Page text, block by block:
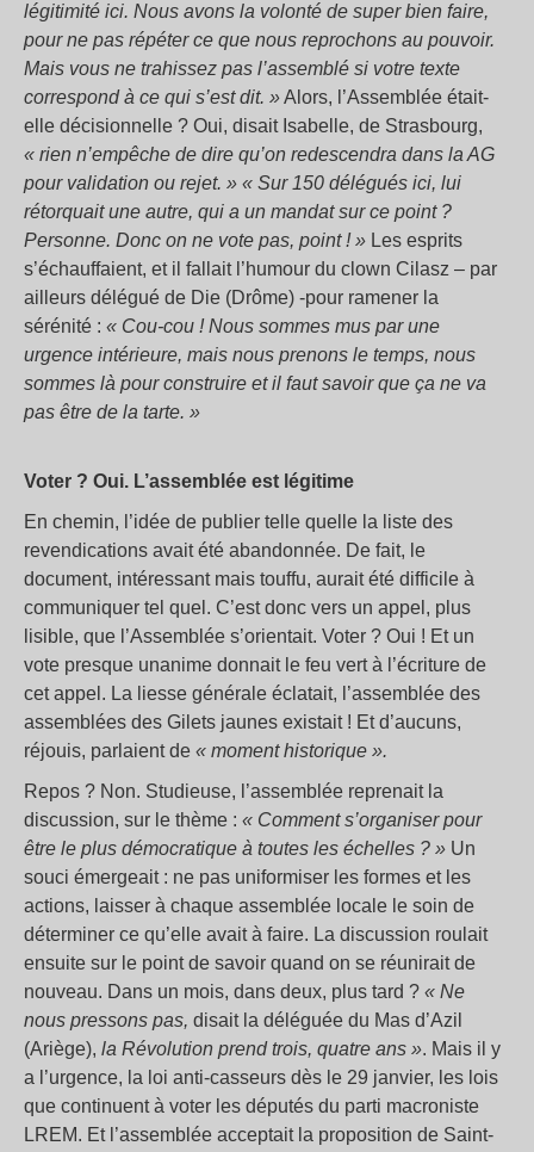
légitimité ici. Nous avons la volonté de super bien faire,
pour ne pas répéter ce que nous reprochons au pouvoir.
Mais vous ne trahissez pas l’assemblé si votre texte
correspond à ce qui s’est dit. »Alors, l’Assemblée était-
elle décisionnelle ? Oui, disait Isabelle, de Strasbourg,
« rien n’empêche de dire qu’on redescendra dans la AG
pour validation ou rejet. » « Sur 150 délégués ici, lui
rétorquait une autre, qui a un mandat sur ce point ?
Personne. Donc on ne vote pas, point ! » Les esprits
s’échauffaient, et il fallait l’humour du clown Cilasz – par
ailleurs délégué de Die (Drôme) -pour ramener la
sérénité : « Cou-cou ! Nous sommes mus par une
urgence intérieure, mais nous prenons le temps, nous
sommes là pour construire et il faut savoir que ça ne va
pas être de la tarte. »
Voter ? Oui. L’assemblée est légitime
En chemin, l’idée de publier telle quelle la liste des
revendications avait été abandonnée. De fait, le
document, intéressant mais touffu, aurait été difficile à
communiquer tel quel. C’est donc vers un appel, plus
lisible, que l’Assemblée s’orientait. Voter ? Oui ! Et un
vote presque unanime donnait le feu vert à l’écriture de
cet appel. La liesse générale éclatait, l’assemblée des
assemblées des Gilets jaunes existait ! Et d’aucuns,
réjouis, parlaient de « moment historique ».
Repos ? Non. Studieuse, l’assemblée reprenait la
discussion, sur le thème : « Comment s’organiser pour
être le plus démocratique à toutes les échelles ? » Un
souci émergeait : ne pas uniformiser les formes et les
actions, laisser à chaque assemblée locale le soin de
déterminer ce qu’elle avait à faire. La discussion roulait
ensuite sur le point de savoir quand on se réunirait de
nouveau. Dans un mois, dans deux, plus tard ? « Ne
nous pressons pas, disait la déléguée du Mas d’Azil
(Ariège), la Révolution prend trois, quatre ans ». Mais il y
a l’urgence, la loi anti-casseurs dès le 29 janvier, les lois
que continuent à voter les députés du parti macroniste
LREM. Et l’assemblée acceptait la proposition de Saint-